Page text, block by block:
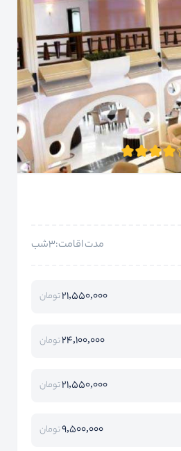
مدت اقامت:3شب
21,550,000تومان
24,100,000تومان
21,550,000تومان
9,500,000تومان